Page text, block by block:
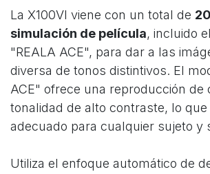
La X100VI viene con un total de
simulación de película, incluido
"REALA ACE", para dar a las
diversa de tonos distintivos. El
ACE" ofrece una reproducción de
tonalidad de alto contraste, lo que
adecuado para cualquier sujeto y
Utiliza el enfoque automático de